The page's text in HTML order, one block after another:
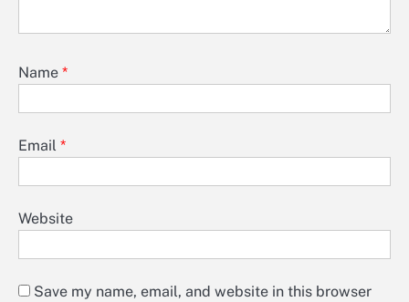
Name *
Email *
Website
Save my name, email, and website in this browser